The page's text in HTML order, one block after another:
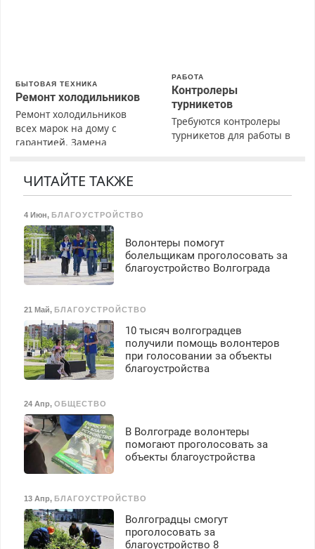
БЫТОВАЯ ТЕХНИКА
Ремонт холодильников
Ремонт холодильников
всех марок на дому с
гарантией. Замена
Недорого. Без выходных.
Все районы. Скидка.
Вызов бесплатный.
РАБОТА
Контролеры
турникетов
Требуются контролеры
турникетов для работы в
Ежемесячно
выплачивается денежная
премия. Возможно
транспортной
безопасности с з/п до
125000 руб.
ЧИТАЙТЕ ТАКЖЕ
4 Июн, БЛАГОУСТРОЙСТВО
Волонтеры помогут
болельщикам проголосовать за
благоустройство Волгограда
21 Май, БЛАГОУСТРОЙСТВО
10 тысяч волгоградцев
получили помощь волонтеров
при голосовании за объекты
благоустройства
24 Апр, ОБЩЕСТВО
В Волгограде волонтеры
помогают проголосовать за
объекты благоустройства
13 Апр, БЛАГОУСТРОЙСТВО
Волгоградцы смогут
проголосовать за
благоустройство 8